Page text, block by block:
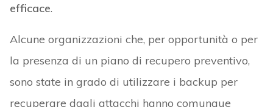
efficace.
Alcune organizzazioni che, per opportunità o per
la presenza di un piano di recupero preventivo,
sono state in grado di utilizzare i backup per
recuperare dagli attacchi hanno comunque